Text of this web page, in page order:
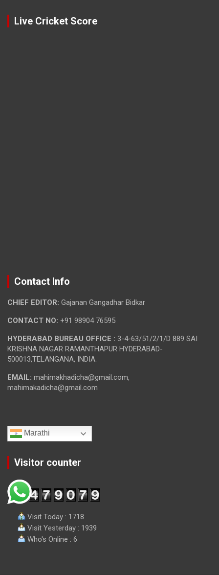
Live Cricket Score
Contact Info
CHIEF EDITOR: Gajanan Gangadhar Bidkar
CONTACT NO: +91 98904 76595
HYDERABAD BUREAU OFFICE : 3-4-63/51/2/1/D 889 SAI
KRISHNA NAGAR RAMANTHAPUR HYDERABAD-
500013,TELANGANA, INDIA.
EMAIL: mahimakhadicha@gmail.com,
mahimakadicha@gmail.com
Marathi
Visitor counter
Visit Today : 1718
Visit Yesterday : 1939
Who's Online : 6